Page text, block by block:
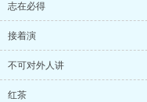
志在必得
接着演
不可对外人讲
红茶